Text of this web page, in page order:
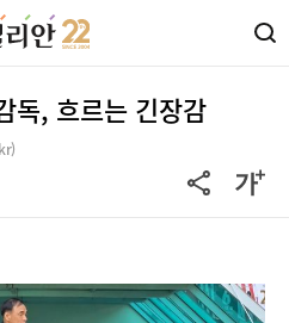
독, 흐르는 긴장감